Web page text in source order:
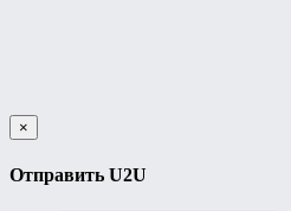
×
Отправить U2U